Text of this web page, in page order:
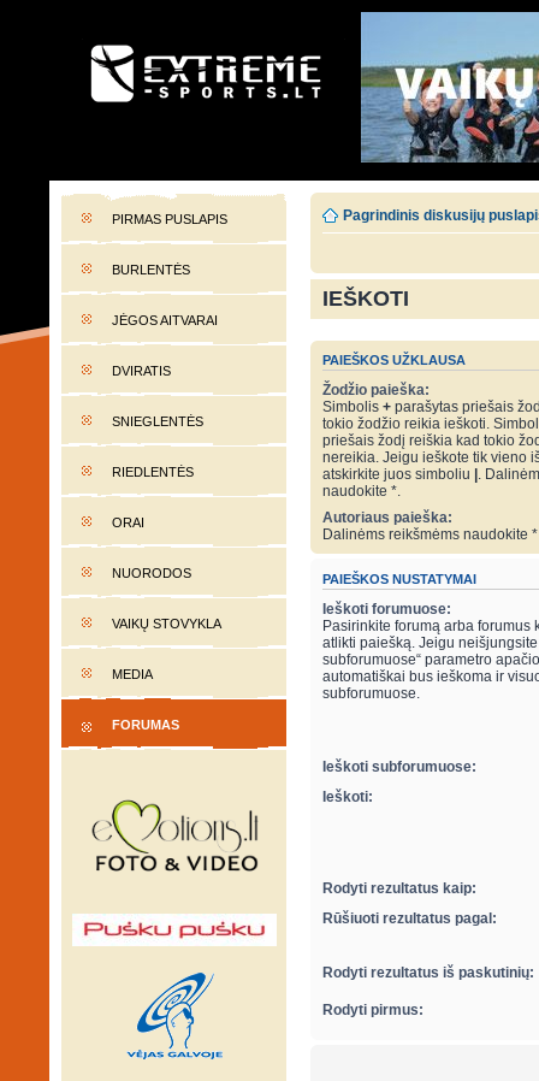
EXTREME-SPORTS.LT
PIRMAS PUSLAPIS
BURLENTĖS
JĖGOS AITVARAI
DVIRATIS
SNIEGLENTĖS
RIEDLENTĖS
ORAI
NUORODOS
VAIKŲ STOVYKLA
MEDIA
FORUMAS
Pagrindinis diskusijų
IEŠKOTI
PAIEŠKOS UŽKLAUSA
Žodžio paieška:
Simbolis + parašytas priešais
tokio žodžio reikia ieškoti.
priešais žodį reiškia kad tokio
nereikia. Jeigu ieškote tik vieno
atskirkite juos simboliu .
naudokite *.
Autoriaus paieška:
Dalinėms reikšmėms naudokite
PAIEŠKOS NUSTATYMAI
Ieškoti forumuose:
Pasirinkite forumą arba forumus
atlikti paiešką. Jeigu neišjungsite
subforumuose“ parametro
automatiškai bus ieškoma ir
subforumuose.
Ieškoti subforumuose:
Ieškoti:
Rodyti rezultatus kaip:
Rūšiuoti rezultatus pagal:
Rodyti rezultatus iš paskutinių:
Rodyti pirmus: